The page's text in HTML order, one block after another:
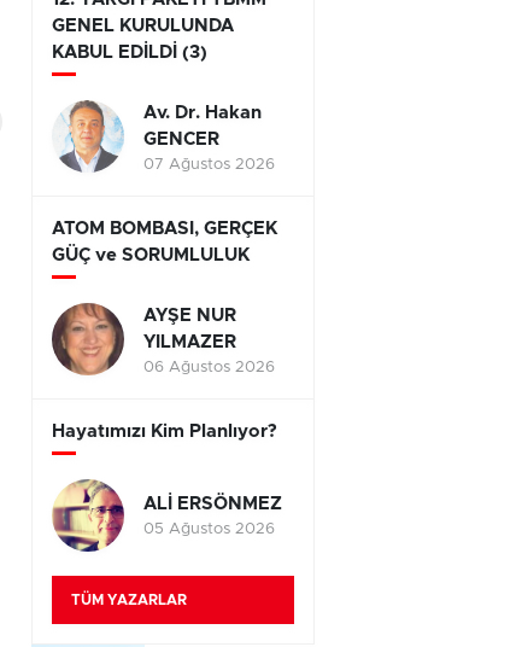
GENEL KURULUNDA
KABUL EDİLDİ (3)
Av. Dr. Hakan
GENCER
07 Ağustos 2026
ATOM BOMBASI, GERÇEK
GÜÇ ve SORUMLULUK
AYŞE NUR
YILMAZER
06 Ağustos 2026
Hayatımızı Kim Planlıyor?
ALİ ERSÖNMEZ
05 Ağustos 2026
TÜM YAZARLAR